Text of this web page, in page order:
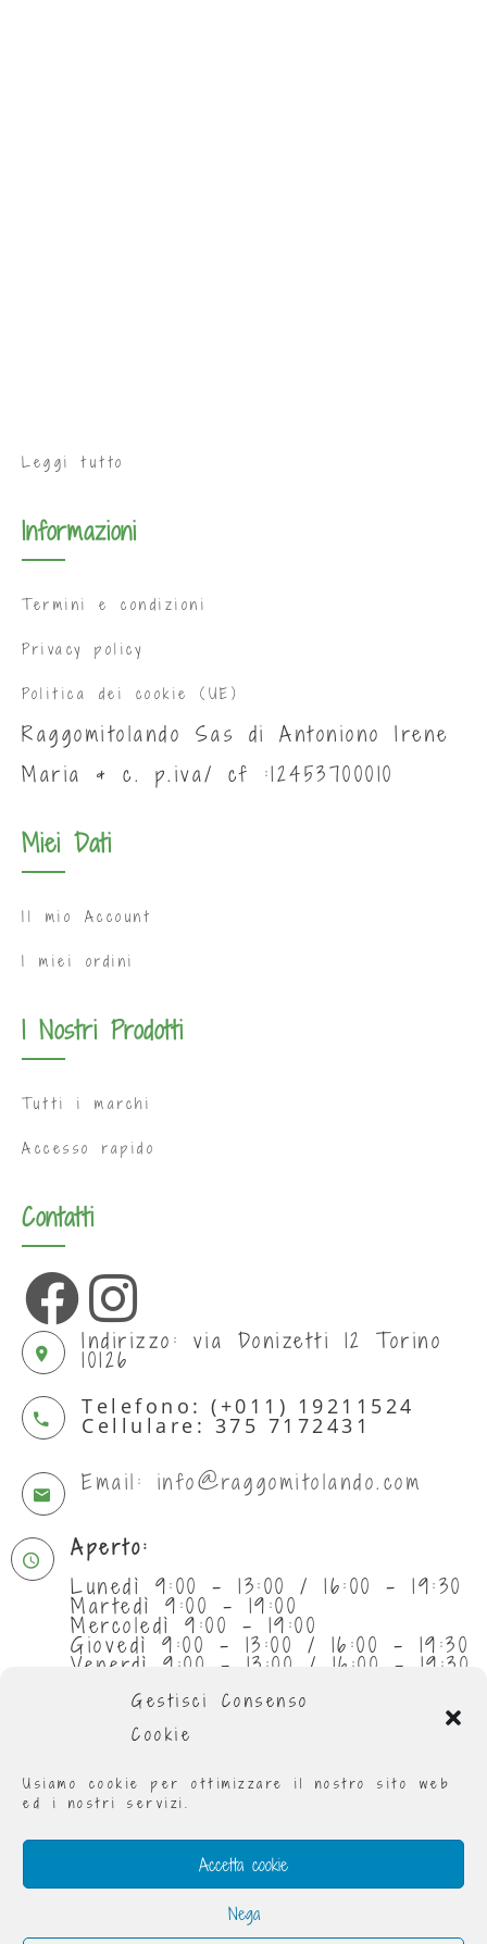
Gestisci Consenso
Cookie
Usiamo cookie per ottimizzare il nostro sito web
ed i nostri servizi.
Accetta cookie
Nega
Leggi tutto
Informazioni
Termini e condizioni
Privacy policy
Politica dei cookie (UE)
Raggomitolando Sas di Antoniono Irene
Maria & c. p.iva/ cf :12453700010
Miei Dati
Il mio Account
I miei ordini
I Nostri Prodotti
Tutti i marchi
Accesso rapido
Contatti
Indirizzo: via Donizetti 12 Torino
10126
Telefono: (+011) 19211524
Cellulare: 375 7172431
Email: info@raggomitolando.com
Aperto:
Lunedì 9:00 - 13:00 / 16:00 - 19:30
Martedì 9:00 - 19:00
Mercoledì 9:00 - 19:00
Giovedì 9:00 - 13:00 / 16:00 - 19:30
Venerdì 9:00 - 13:00 / 16:00 - 19:30